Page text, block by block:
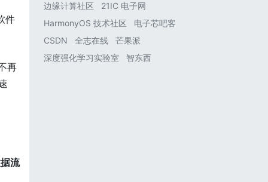
件
再
流
边缘计算社区
21IC 电子网
HarmonyOS 技术社区
电子芯吧客
CSDN
全志在线
芒果派
深度强化学习实验室
智东西